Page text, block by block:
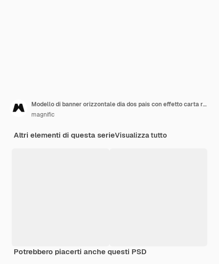
Modello di banner orizzontale dia dos pais con effetto carta rugosa
magnific
Altri elementi di questa serieVisualizza tutto
Potrebbero piacerti anche questi PSD